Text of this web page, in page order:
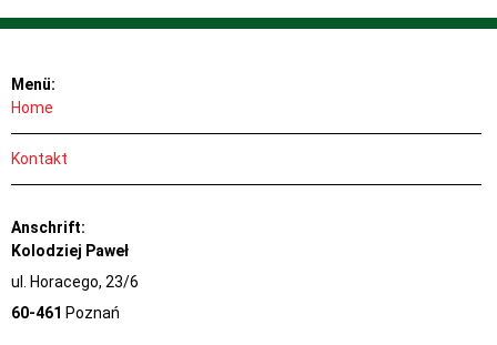
Menü:
Home
Kontakt
Anschrift:
Kolodziej Paweł
ul. Horacego, 23/6
60-461 Poznań